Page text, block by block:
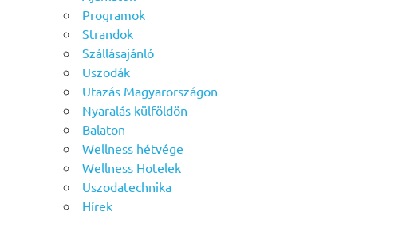
Programok
Strandok
Szállásajánló
Uszodák
Utazás Magyarországon
Nyaralás külföldön
Balaton
Wellness hétvége
Wellness Hotelek
Uszodatechnika
Hírek